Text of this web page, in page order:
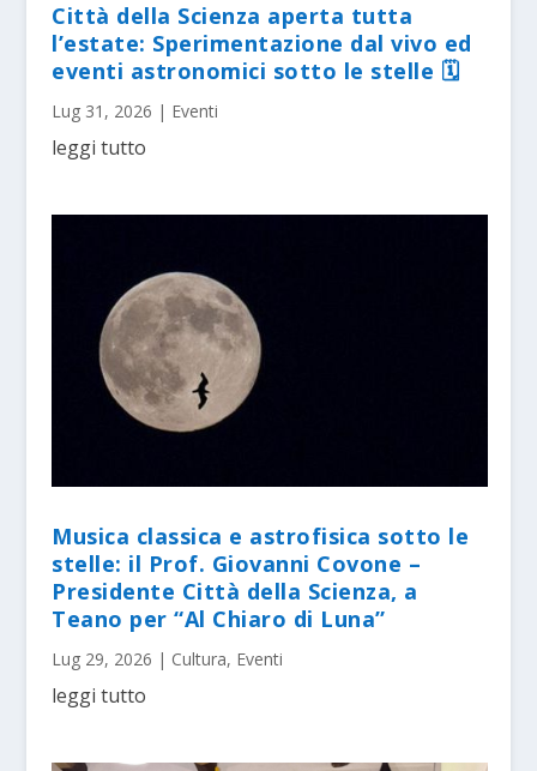
Città della Scienza aperta tutta
l’estate: Sperimentazione dal vivo ed
eventi astronomici sotto le stelle 🗓
Lug 31, 2026 | Eventi
leggi tutto
Musica classica e astrofisica sotto le
stelle: il Prof. Giovanni Covone –
Presidente Città della Scienza, a
Teano per “Al Chiaro di Luna”
Lug 29, 2026 | Cultura, Eventi
leggi tutto